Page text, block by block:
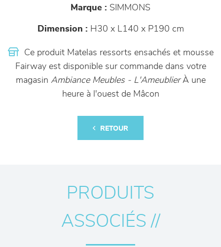
Marque : SIMMONS
Dimension : H30 x L140 x P190 cm
Ce produit Matelas ressorts ensachés et mousse
Fairway est disponible sur commande dans votre
magasin Ambiance Meubles - L'AmeublierÀ une
heure à l'ouest de Mâcon
RETOUR
PRODUITS
ASSOCIÉS //